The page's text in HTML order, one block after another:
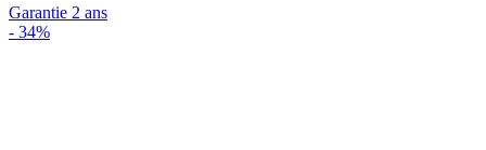
Garantie 2 ans
- 34%